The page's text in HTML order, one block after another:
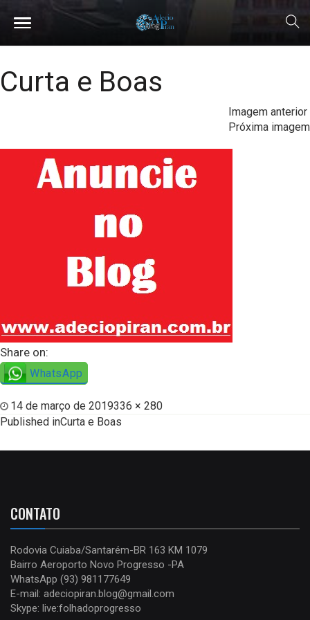
Curta e Boas
Imagem anterior
Próxima imagem
Share on:
WhatsApp
14 de março de 2019336 × 280
Published inCurta e Boas
CONTATO
Rodovia Cuiaba/Santarém-BR 163 KM 1079
Bairro Aeroporto Novo Progresso -PA
WhatsApp (93) 981177649
E-mail: adeciopiran.blog@gmail.com
Skype: live:folhadoprogresso